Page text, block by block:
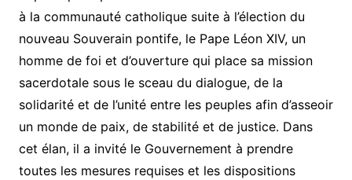
à la communauté catholique suite à l’élection du
nouveau Souverain pontife, le Pape Léon XIV, un
homme de foi et d’ouverture qui place sa mission
sacerdotale sous le sceau du dialogue, de la
solidarité et de l’unité entre les peuples afin d’asseoir
un monde de paix, de stabilité et de justice. Dans
cet élan, il a invité le Gouvernement à prendre
toutes les mesures requises et les dispositions